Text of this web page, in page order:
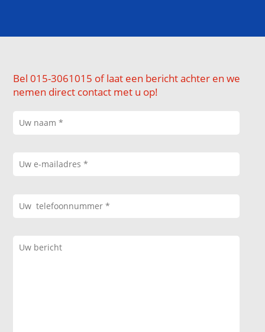
Bel 015-3061015 of laat een bericht achter en we
nemen direct contact met u op!